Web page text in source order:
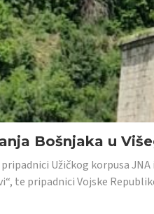
Bošnjaka u
Užičkog korpusa
te pripadnici Vojske